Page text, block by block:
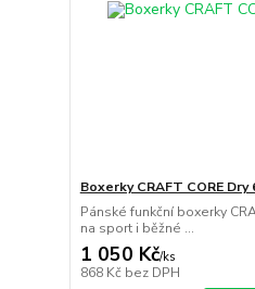
Boxerky CRAFT CORE Dry
Pánské funkční boxerky
na sport i běžné ...
1 050 Kč/ks
868 Kč bez DPH